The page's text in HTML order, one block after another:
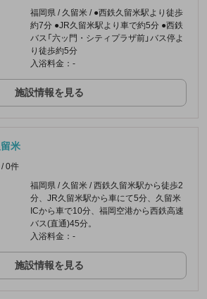
福岡県 / 久留米 / ●西鉄久留米駅より徒歩
約7分 ●JR久留米駅より車で約5分 ●西鉄
バス「六ッ門・シティプラザ前」バス停よ
り徒歩約5分
入浴料金：-
施設情報を見る
米
/0件
福岡県 / 久留米 / 西鉄久留米駅から徒歩2
分、JR久留米駅から車にて5分、久留米
ICから車で10分、福岡空港から西鉄高速
バス(直通)45分。
入浴料金：-
施設情報を見る